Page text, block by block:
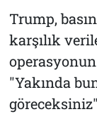
Trump,
karşılık
"Yakında
göreceksiniz"